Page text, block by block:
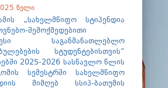
ცხოვრება
წელი
„სახელმწიფო სტიპენდია
შემოქმედებითი
საგანმანათლებლო
სტუდენტებისთვის“
2025-2026 სასწავლო წლის
სემესტრში სახელმწიფო
მიმღებ სსიპ-ბათუმის